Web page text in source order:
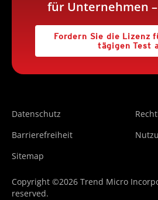
für Unternehmen
Fordern Sie die Lizenz
tägigen Test
Datenschutz
Barrierefreiheit
Sitemap
Copyright ©2026 Trend Micro
reserved.